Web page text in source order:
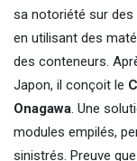
sa notoriété sur des
en utilisant des
des conteneurs.
Japon, il conçoit le
Onagawa. Une
modules empilés,
sinistrés. Preuve